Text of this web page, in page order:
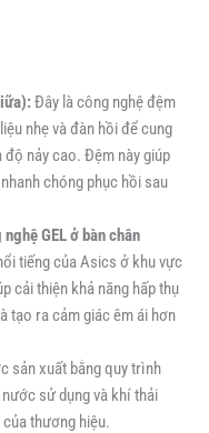
Đây là công nghệ đệm
nhẹ và đàn hồi để cung
nảy cao. Đệm này giúp
chóng phục hồi sau
GEL ở bàn chân
tiếng của Asics ở khu vực
cải thiện khả năng hấp thụ
tạo ra cảm giác êm ái hơn
sản xuất bằng quy trình
sử dụng và khí thải
thương hiệu.